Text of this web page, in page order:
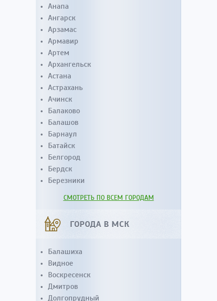
Анапа
Ангарск
Арзамас
Армавир
Артем
Архангельск
Астана
Астрахань
Ачинск
Балаково
Балашов
Барнаул
Батайск
Белгород
Бердск
Березники
СМОТРЕТЬ ПО ВСЕМ ГОРОДАМ
ГОРОДА В МСК
Балашиха
Видное
Воскресенск
Дмитров
Долгопрудный